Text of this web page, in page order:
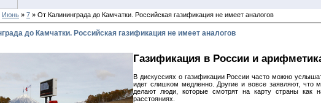
Июнь » 7 » От Калининграда до Камчатки. Российская газификация не имеет аналогов
до Камчатки. Российская газификация не имеет аналогов
Газификация в России и
В дискуссиях о газификации России часто можно
идет слишком медленно. Другие и вовсе заявляют,
делают люди, которые смотрят на карту страны как
расстояниях.